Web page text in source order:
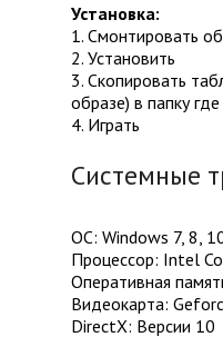
Установка:
1. Смонтировать
2. Установить
3. Скопировать
образе) в папку
4. Играть
Системные
ОС: Windows 7, 8,
Процессор: Intel
Оперативная
Видеокарта:
DirectX: Версии 10